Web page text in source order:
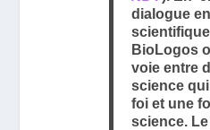
dialogue
BioLogos
voie entre
science
foi et une
science.